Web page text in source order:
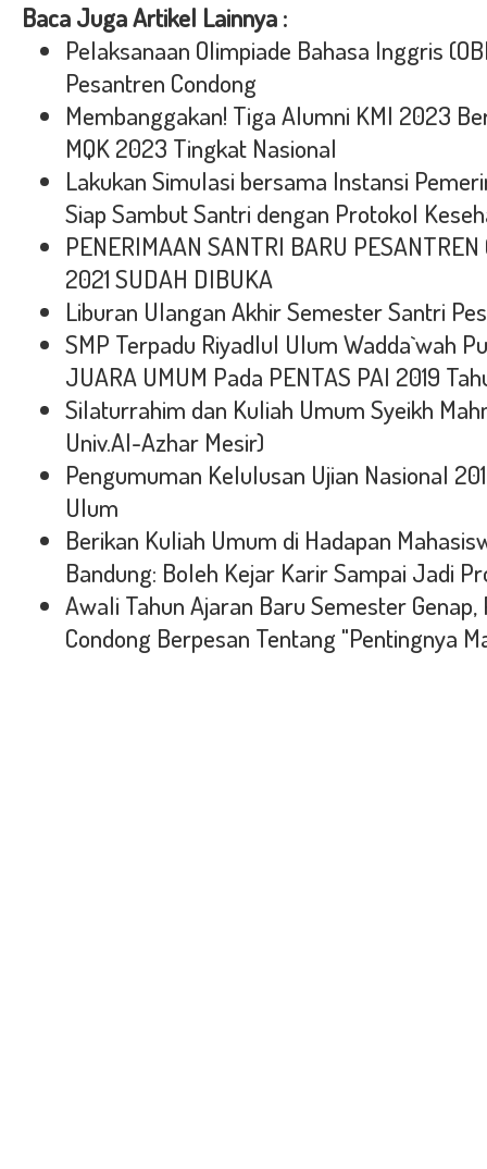
Baca Juga Artikel Lainnya :
Pelaksanaan Olimpiade Bahasa Inggris
Pesantren Condong
Membanggakan! Tiga Alumni KMI 2023
MQK 2023 Tingkat Nasional
Lakukan Simulasi bersama Instansi
Siap Sambut Santri dengan Protokol
PENERIMAAN SANTRI BARU
2021 SUDAH DIBUKA
Liburan Ulangan Akhir Semester Santri
SMP Terpadu Riyadlul Ulum Wadda`wah
JUARA UMUM Pada PENTAS PAI 2019
Silaturrahim dan Kuliah Umum Syeikh
Univ.Al-Azhar Mesir)
Pengumuman Kelulusan Ujian Nasional
Ulum
Berikan Kuliah Umum di Hadapan
Bandung: Boleh Kejar Karir Sampai Jadi
Awali Tahun Ajaran Baru Semester
Condong Berpesan Tentang "Pentingnya